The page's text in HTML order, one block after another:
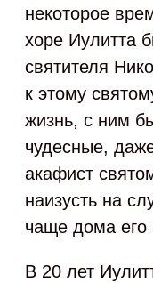
некоторое
хоре Иулитта
святителя
к этому
жизнь, с ним
чудесные,
акафист
наизусть на
чаще дома его
В 20 лет